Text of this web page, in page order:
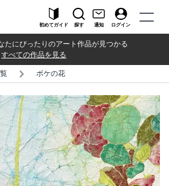
初めてガイド 探す 通知 ログイン
たにぴったりのアート作品が見つかる
すべての作品を見る
ボケの花